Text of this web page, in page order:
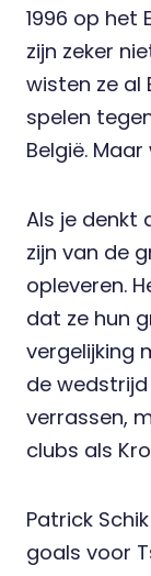
1996 op het
zijn zeker
wisten ze al
spelen
België.
Als je denkt
zijn van de
opleveren.
dat ze hun
vergelijking
de
verrassen,
clubs als
Patrick
goals voor